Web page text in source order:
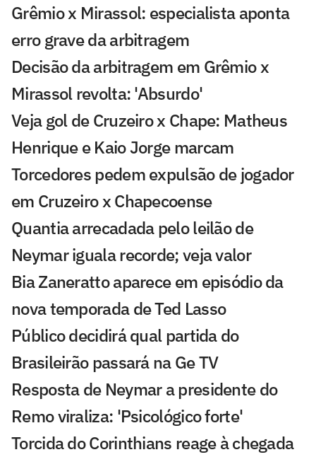
Grêmio x Mirassol: especialista aponta
erro grave da arbitragem
Decisão da arbitragem em Grêmio x
Mirassol revolta: 'Absurdo'
Veja gol de Cruzeiro x Chape: Matheus
Henrique e Kaio Jorge marcam
Torcedores pedem expulsão de jogador
em Cruzeiro x Chapecoense
Quantia arrecadada pelo leilão de
Neymar iguala recorde; veja valor
Bia Zaneratto aparece em episódio da
nova temporada de Ted Lasso
Público decidirá qual partida do
Brasileirão passará na Ge TV
Resposta de Neymar a presidente do
Remo viraliza: 'Psicológico forte'
Torcida do Corinthians reage à chegada